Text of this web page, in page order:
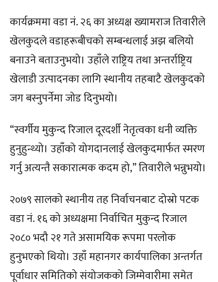
कार्यक्रममा वडा नं. २६ का अध्यक्ष ख्यामराज तिवारीले
खेलकुदले वडाहरूबीचको सम्बन्धलाई अझ बलियो
बनाउने बताउनुभयो। उहाँले राष्ट्रिय तथा अन्तर्राष्ट्रिय
खेलाडी उत्पादनका लागि स्थानीय तहबाटै खेलकुदको
जग बस्नुपर्नेमा जोड दिनुभयो।
“स्वर्गीय मुकुन्द रिजाल दूरदर्शी नेतृत्वका धनी व्यक्ति
हुनुहुन्थ्यो। उहाँको योगदानलाई खेलकुदमार्फत स्मरण
गर्नु अत्यन्तै सकारात्मक कदम हो,” तिवारीले भन्नुभयो।
२०७९ सालको स्थानीय तह निर्वाचनबाट दोस्रो पटक
वडा नं. १६ को अध्यक्षमा निर्वाचित मुकुन्द रिजाल
२०८० भदौ २१ गते असामयिक रूपमा परलोक
हुनुभएको थियो। उहाँ महानगर कार्यपालिका अन्तर्गत
पूर्वाधार समितिको संयोजकको जिम्मेवारीमा समेत